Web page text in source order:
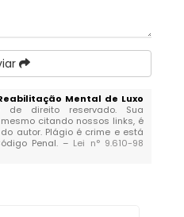
Mental de Luxo
direito reservado. Sua
citando nossos links, é
autor. Plágio é crime e está
Penal. – Lei n° 9.610-98